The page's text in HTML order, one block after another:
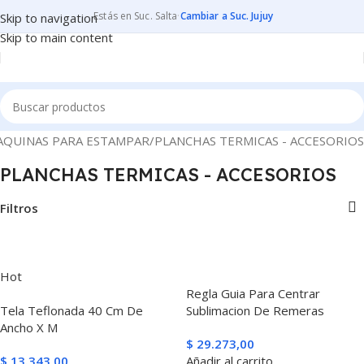
Skip to navigation
Skip to main content
Estás en Suc. Salta·Cambiar a Suc. Jujuy
PARA ESTAMPAR PLANCHAS TERMICAS - ACCESORIOS
PLANCHAS TERMICAS - ACCESORIOS
Filtros
Hot
Tela Teflonada 40 Cm De
Ancho X M
$ 13.343,00
Regla Guia Para Centrar
Sublimacion De Remeras
$ 29.273,00
Añadir al carrito